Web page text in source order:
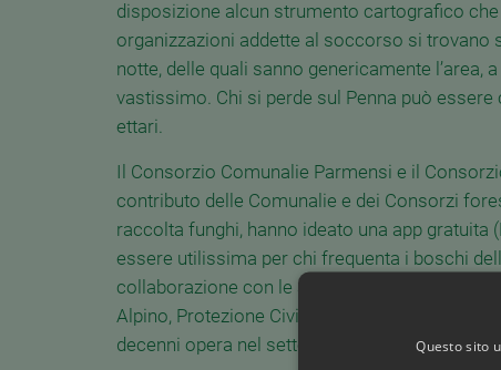
disposizione alcun strumento cartografico
organizzazioni addette al soccorso si trovano
notte, delle quali sanno genericamente l’area,
vastissimo. Chi si perde sul Penna può
ettari.
Il Consorzio Comunalie Parmensi e il
contributo delle Comunalie e dei Consorzi
raccolta funghi, hanno ideato una app gratuita
essere utilissima per chi frequenta i boschi
collaborazione con le associazioni dedicate al
Alpino, Protezione Civile, CRI e Assistenza
decenni opera nel settore della cartografia e
Questo sito